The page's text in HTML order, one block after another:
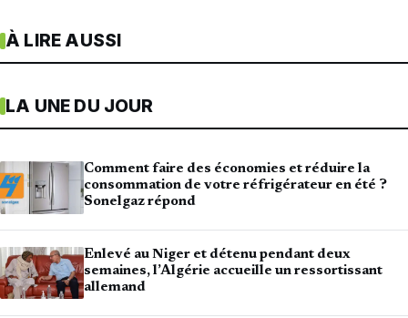
À LIRE AUSSI
LA UNE DU JOUR
Comment faire des économies et réduire la
consommation de votre réfrigérateur en été ?
Sonelgaz répond
Enlevé au Niger et détenu pendant deux
semaines, l’Algérie accueille un ressortissant
allemand